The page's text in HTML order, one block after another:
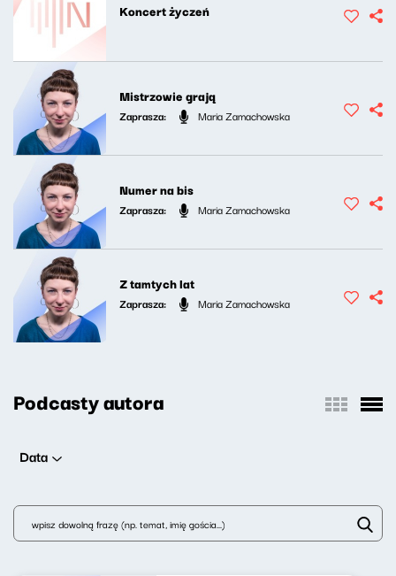
Koncert życzeń
Mistrzowie grają
Zaprasza: Maria Zamachowska
Numer na bis
Zaprasza: Maria Zamachowska
Z tamtych lat
Zaprasza: Maria Zamachowska
Podcasty autora
Data